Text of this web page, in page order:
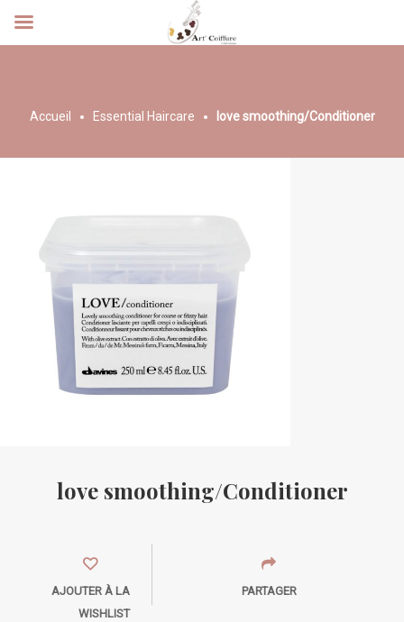
Accueil Essential Haircare love smoothing/Conditioner
love smoothing/Conditioner
AJOUTER À LA
WISHLIST
PARTAGER